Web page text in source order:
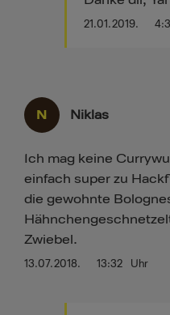
21.01.2019.
N Niklas
13.07.2018. 13:32 Uhr
Ich mag keine
einfach super zu
die gewohnte
Zwiebel.